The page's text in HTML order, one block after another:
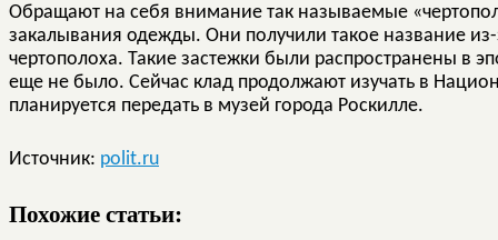
Обращают на себя внимание так называемые
закалывания одежды. Они получили такое название
чертополоха. Такие застежки были распространены в
еще не было. Сейчас клад продолжают изучать в
планируется передать в музей города Роскилле.
Источник: polit.ru
Похожие статьи: